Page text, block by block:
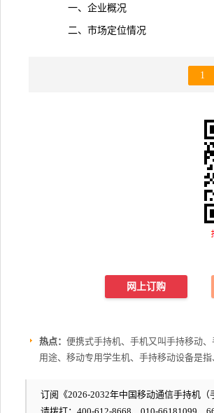
一、企业概况
二、市场定位情况
1
网上订购
热点： 便携式手持机、手机又叫手持移动
用途、移动专用学生机、手持移动设备是
订阅《2026-2032年中国移动通信手持机